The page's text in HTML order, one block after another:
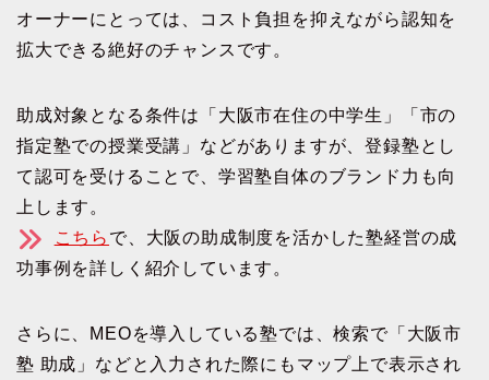
オーナーにとっては、コスト負担を抑えながら認知を
拡大できる絶好のチャンスです。
助成対象となる条件は「大阪市在住の中学生」「市の
指定塾での授業受講」などがありますが、登録塾とし
て認可を受けることで、学習塾自体のブランド力も向
上します。
こちら で、大阪の助成制度を活かした塾経営の成
功事例を詳しく紹介しています。
さらに、MEOを導入している塾では、検索で「大阪市
塾 助成」などと入力された際にもマップ上で表示され